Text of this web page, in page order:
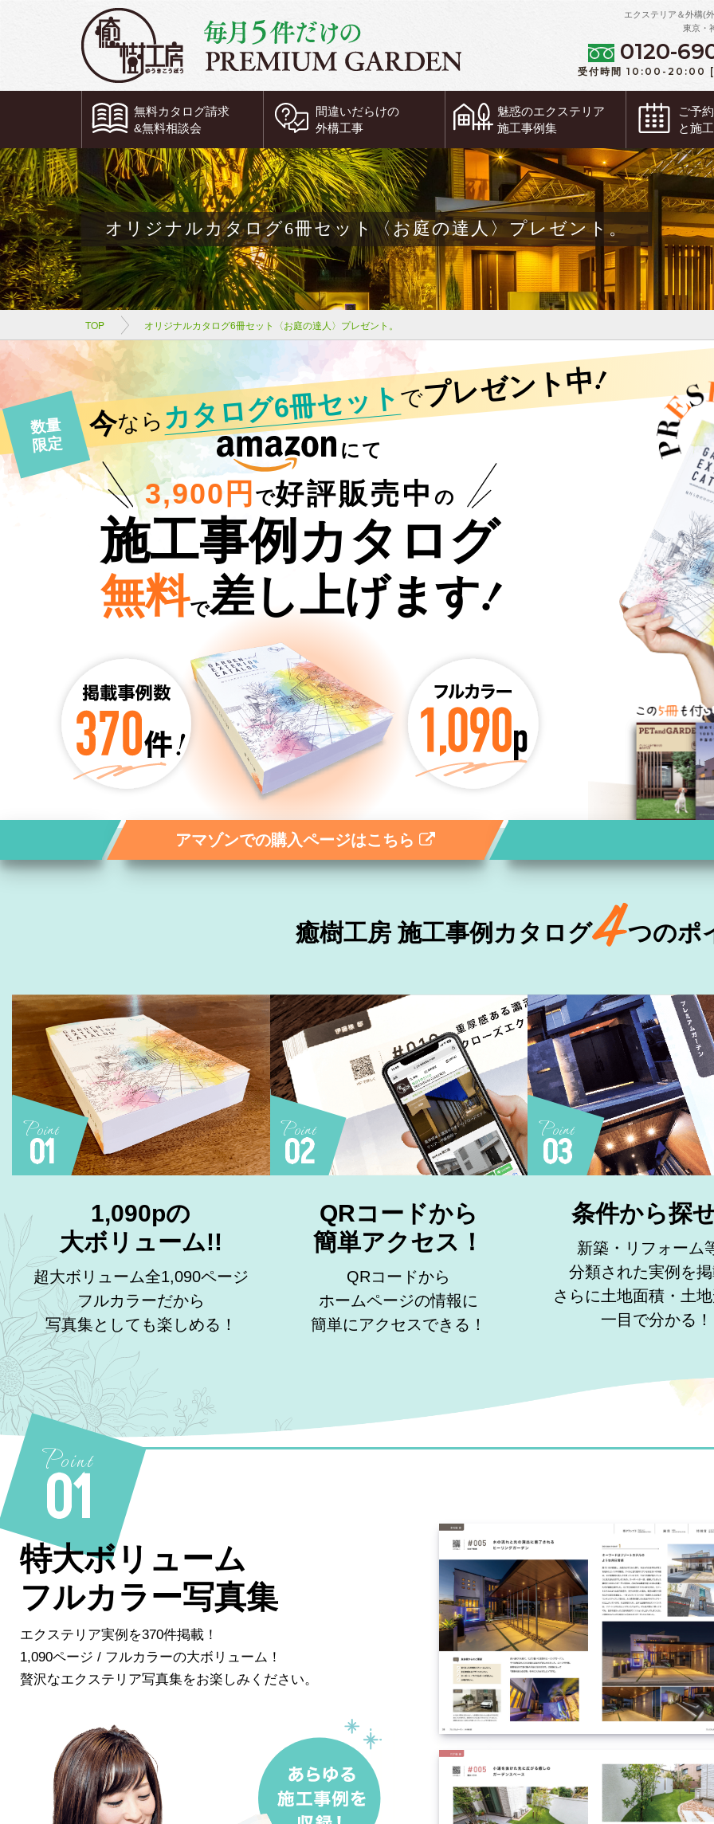
エクステリア＆外構(
東京・
0120-
受付時間 10:00-20:00 [
無料カタログ請求
&無料相談会
間違いだらけの
外構工事
魅惑のエクステリア
施工事例集
ご予
と施
オリジナルカタログ6冊セット〈お庭の達人〉プレゼント。
TOP オリジナルカタログ6冊セット〈お庭の達人〉プレゼント。
数量
限定
今ならカタログ6冊セットでプレゼント中!
にて
3,900円 で好評販売中 の
施工事例カタログ
無料で差し上げます!
アマゾンでの購入ページはこちら
癒樹工房 施工事例カタログ つのポ
Point
01
1,090pの
大ボリューム!!
超大ボリューム全1,090ページ
フルカラーだから
写真集としても楽しめる！
Point
02
QRコードから
簡単アクセス！
QRコードから
ホームページの情報に
簡単にアクセスできる！
Point
03
条件から探
新築・リフォーム
分類された実例を
さらに土地面積・土
一目で分かる！
Point
01
特大ボリューム
フルカラー写真集
エクステリア実例を370件掲載！
1,090ページ / フルカラーの大ボリューム！
贅沢なエクステリア写真集をお楽しみください。